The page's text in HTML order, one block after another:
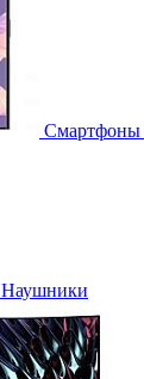
Смартфоны
Наушники